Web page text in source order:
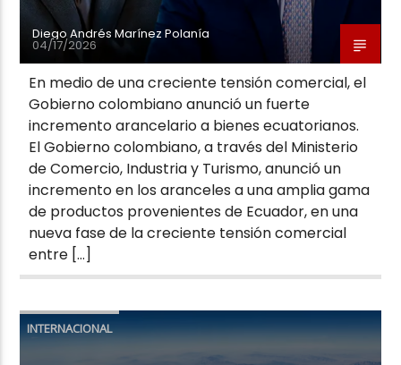
Diego Andrés Marínez Polanía
04/17/2026
En medio de una creciente tensión comercial, el
Gobierno colombiano anunció un fuerte
incremento arancelario a bienes ecuatorianos.
El Gobierno colombiano, a través del Ministerio
de Comercio, Industria y Turismo, anunció un
incremento en los aranceles a una amplia gama
de productos provenientes de Ecuador, en una
nueva fase de la creciente tensión comercial
entre […]
INTERNACIONAL